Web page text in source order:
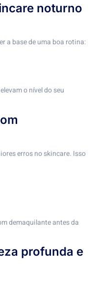
noturno
a base de uma boa rotina:
o nível do seu
erros no skincare. Isso
demaquilante antes da
profunda e